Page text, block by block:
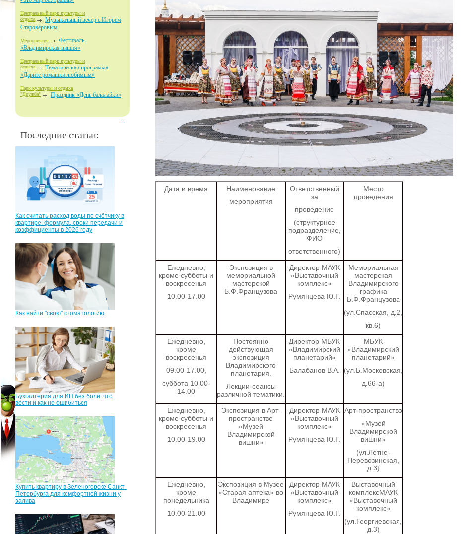
Центральный парк культуры и
отдыха
Музыкальный вечер с Игорем
Староверовым
Мероприятия
Фестиваль
«Владимирская вишня»
Центральный парк культуры и
отдыха
Тематическая программа
«Дарите ромашки любимым»
Парк культуры и отдыха
"Дружба" Праздник «День балалайки»
Последние статьи:
Как считать расход воды по счётчику в
квартире: формула, сроки передачи и
коэффициенты в 2026 году
Как найти "свою" стоматологию
Бухгалтерия для ИП без боли: что
вести и как не ошибиться
Купить квартиру в Зеленогорске Санкт-
Петербурга для комфортной жизни у
залива
Дата и время
Наименование
мероприятия
Ответственный
за
проведение
(структурное
подразделение,
ФИО
ответственного)
Место
проведения
Ежедневно,
кроме субботы и
воскресенья
10.00-17.00
Экспозиция в
мемориальной
мастерской
Б.Ф.Французова
Директор МАУК
«Выставочный
комплекс»
Румянцева Ю.Г.
Мемориальная
мастерская
Владимирского
графика
Б.Ф.Французова
(ул.Спасская, д.2,
кв.6)
Ежедневно,
кроме
воскресенья
09.00-17.00,
суббота 10.00-
14.00
Постоянно
действующая
экспозиция
Владимирского
планетария.
Лекции-сеансы
различной тематики.
Директор МБУК
«Владимирский
планетарий»
Балабанов В.А.
МБУК
«Владимирский
планетарий»
(ул.Б.Московская,
д.66-а)
Ежедневно,
кроме субботы и
воскресенья
10.00-19.00
Экспозиция в Арт-
пространстве
«Музей
Владимирской
вишни»
Директор МАУК
«Выставочный
комплекс»
Румянцева Ю.Г.
Арт-пространство
«Музей
Владимирской
вишни»
(ул.Летне-
Перевозинская,
д.3)
Ежедневно,
кроме
понедельника
10.00-21.00
Экспозиция в Музее
«Старая аптека» во
Владимире
Директор МАУК
«Выставочный
комплекс»
Румянцева Ю.Г.
Выставочный
комплексМАУК
«Выставочный
комплекс»
(ул.Георгиевская,
д.3)